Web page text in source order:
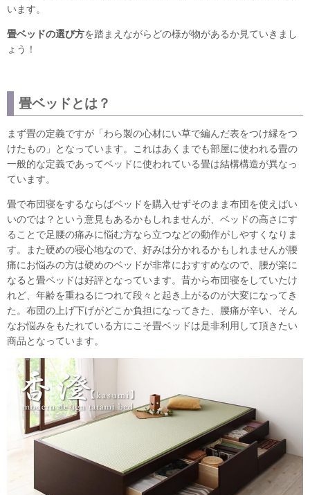
います。
畳ベッドの選び方を踏まえながらどの様が物があるか見ていきまし
ょう！
畳ベッドとは？
まず畳の定義ですが「わら製の心材にい草で編んだ表をつけ縁をつ
けたもの」となっています。これはあくまでも部屋に使われる畳の
一般的な定義であってベッドに使われている畳は結構構造が異なっ
ています。
畳で布団寝をするならばベッドを購入せずそのまま布団を使えばい
いのでは？という意見もあるかもしれませんが、ベッドの高さにす
ることで足腰の痛みに悩む方なら立つなどの動作がしやすくなりま
す。また硬めの寝心地なので、好みは分かれるかもしれませんが腰
痛にお悩みの方は硬めのベッドが非常におすすめなので、腰が楽に
なると畳ベッドは好評となっています。昔から布団寝をしていたけ
れど、年齢を重ねるにつれて段々と起き上がるのが大変になってき
た。布団の上げ下げがどこか負担になってきた、腰痛が辛い、そん
なお悩みをもたれている方にこそ畳ベッドは是非利用して頂きたい
商品となっています。